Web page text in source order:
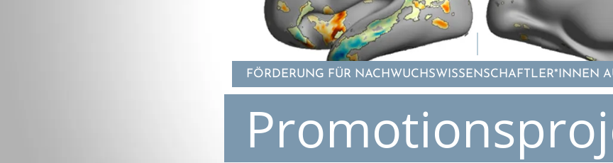
FÖRDERUNG FÜR NACHWUCHSWISSENSCHAFTLER*INNEN